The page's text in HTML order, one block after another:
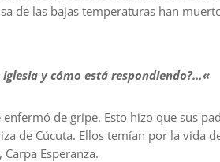
de las bajas temperaturas han
y cómo está respondiendo?…«
enfermó de gripe. Esto hizo que sus
de Cúcuta. Ellos temían por la vida
Esperanza.